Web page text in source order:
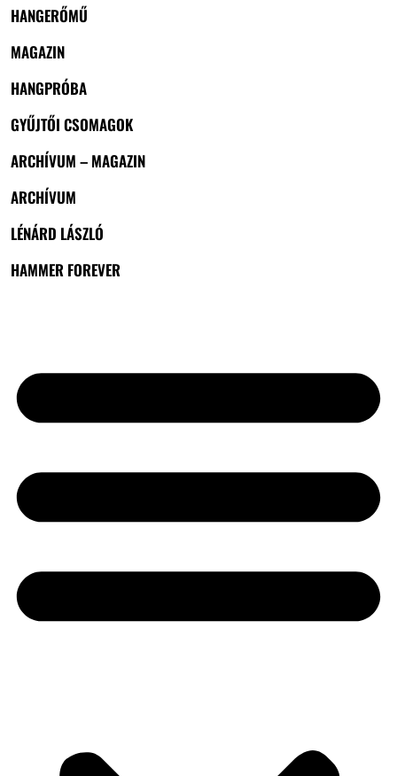
HANGERŐMŰ
MAGAZIN
HANGPRÓBA
GYŰJTŐI CSOMAGOK
ARCHÍVUM – MAGAZIN
ARCHÍVUM
LÉNÁRD LÁSZLÓ
HAMMER FOREVER